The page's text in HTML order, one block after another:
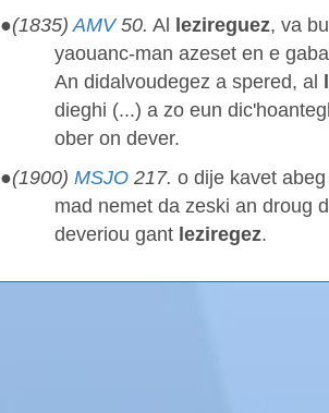
●(1835)AMV50. Al lezireguez, va
yaouanc-man azeset en e
An didalvoudegez a spered, al
dieghi (...) a zo eun
ober on dever.
●(1900) MSJO 217. o dije kavet
mad nemet da zeski an droug
deveriou gant leziregez.